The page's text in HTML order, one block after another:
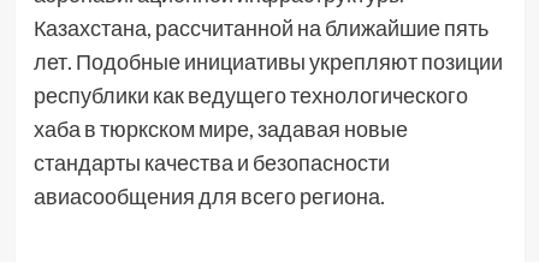
Казахстана, рассчитанной на ближайшие пять
лет. Подобные инициативы укрепляют позиции
республики как ведущего технологического
хаба в тюркском мире, задавая новые
стандарты качества и безопасности
авиасообщения для всего региона.